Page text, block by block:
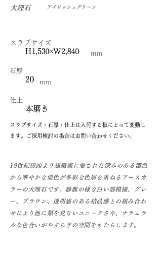
大理石 アイリッシュグリーン
スラブサイズ
H1,530×W2,840 mm
石厚
20 mm
仕上
本磨き
​スラブサイズ・石厚・仕上は入荷する板によって変動し
ます。ご採用検討の場合はお問い合わせください。
19世紀初頭より建築家に愛された深みのある濃色
から華やかな淡色が多彩な色層を重ねるアースカ
ラーの大理石です。静脈の様な白い筋模様、グレ
ー、ブラウン、透明感のある結晶感との組み合わ
せにより他に類を見ないユニークさや、ナチュラ
ルな色合いがやすらぎの空間をもたらします。